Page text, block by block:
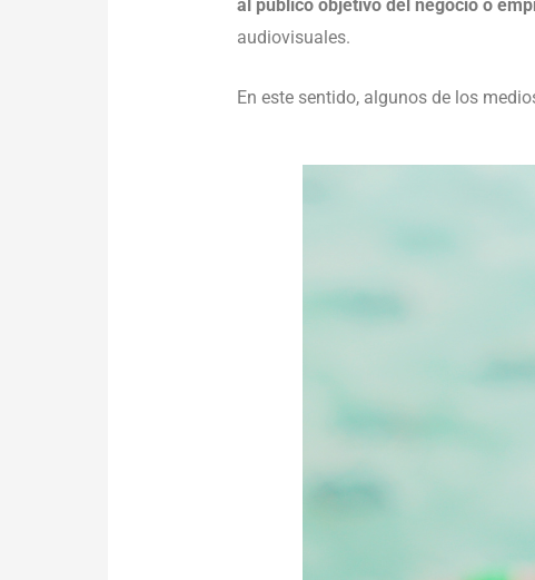
al público objetivo del negocio o
audiovisuales.
En este sentido, algunos de los